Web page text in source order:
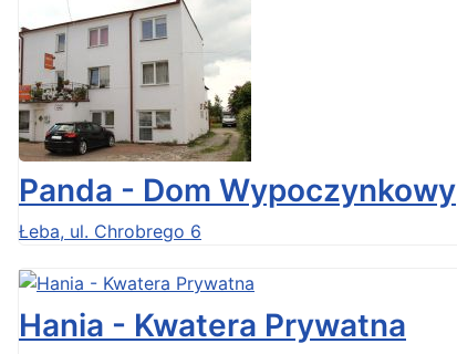
Panda - Dom Wypoczynkowy
Łeba, ul. Chrobrego 6
Hania - Kwatera Prywatna